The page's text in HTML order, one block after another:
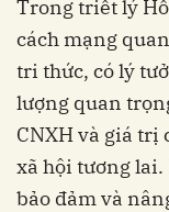
Trong triết lý
cách mạng
tri thức, có lý
lượng quan
CNXH và giá trị
xã hội tương
bảo đảm và